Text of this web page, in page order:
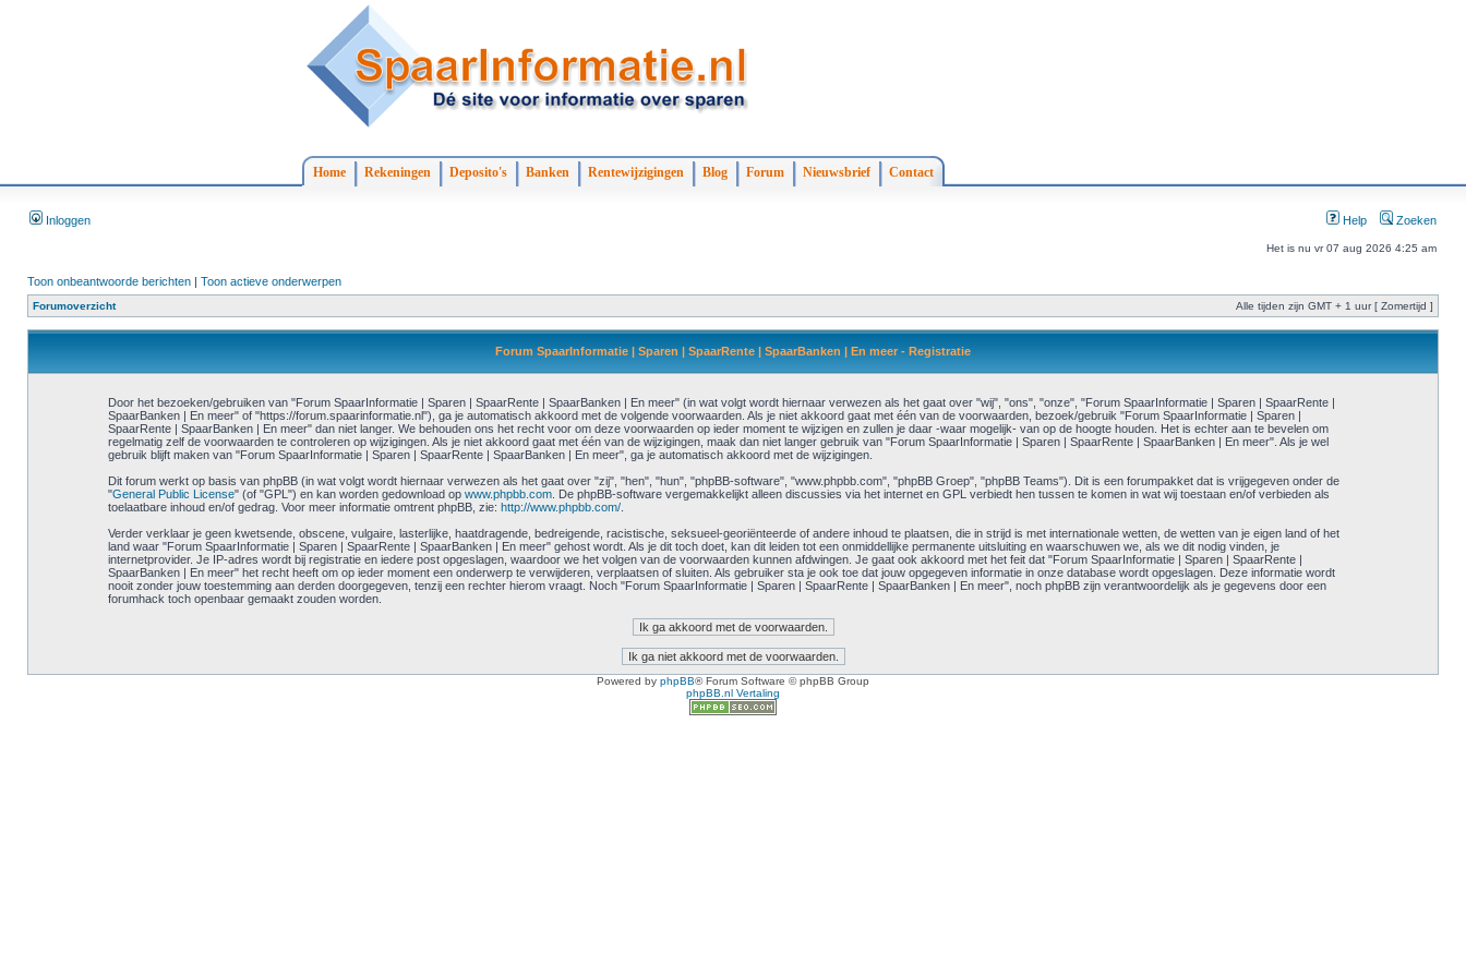
Home Rekeningen Deposito's Banken Rentewijzigingen Blog Forum Nieuwsbrief Contact
Inloggen Help Zoeken
Het is nu vr 07 aug 2026 4:25 am
Toon onbeantwoorde berichten | Toon actieve onderwerpen
Forumoverzicht Alle tijden zijn GMT + 1 uur [ Zomertijd ]
Forum SpaarInformatie | Sparen | SpaarRente | SpaarBanken | En meer - Registratie
Door het bezoeken/gebruiken van "Forum SpaarInformatie | Sparen | SpaarRente | SpaarBanken | En meer" (in wat volgt wordt hiernaar verwezen als het gaat over "wij", "ons", "onze", "Forum SpaarInformatie | Sparen | SpaarRente |
SpaarBanken | En meer" of "https://forum.spaarinformatie.nl"), ga je automatisch akkoord met de volgende voorwaarden. Als je niet akkoord gaat met één van de voorwaarden, bezoek/gebruik "Forum SpaarInformatie | Sparen |
SpaarRente | SpaarBanken | En meer" dan niet langer. We behouden ons het recht voor om deze voorwaarden op ieder moment te wijzigen en zullen je daar -waar mogelijk- van op de hoogte houden. Het is echter aan te bevelen om
regelmatig zelf de voorwaarden te controleren op wijzigingen. Als je niet akkoord gaat met één van de wijzigingen, maak dan niet langer gebruik van "Forum SpaarInformatie | Sparen | SpaarRente | SpaarBanken | En meer". Als je wel
gebruik blijft maken van "Forum SpaarInformatie | Sparen | SpaarRente | SpaarBanken | En meer", ga je automatisch akkoord met de wijzigingen.
Dit forum werkt op basis van phpBB (in wat volgt wordt hiernaar verwezen als het gaat over "zij", "hen", "hun", "phpBB-software", "www.phpbb.com", "phpBB Groep", "phpBB Teams"). Dit is een forumpakket dat is vrijgegeven onder de
"General Public License" (of "GPL") en kan worden gedownload op www.phpbb.com. De phpBB-software vergemakkelijkt alleen discussies via het internet en GPL verbiedt hen tussen te komen in wat wij toestaan en/of verbieden als
toelaatbare inhoud en/of gedrag. Voor meer informatie omtrent phpBB, zie: http://www.phpbb.com/.
Verder verklaar je geen kwetsende, obscene, vulgaire, lasterlijke, haatdragende, bedreigende, racistische, seksueel-georiënteerde of andere inhoud te plaatsen, die in strijd is met internationale wetten, de wetten van je eigen land of het
land waar "Forum SpaarInformatie | Sparen | SpaarRente | SpaarBanken | En meer" gehost wordt. Als je dit toch doet, kan dit leiden tot een onmiddellijke permanente uitsluiting en waarschuwen we, als we dit nodig vinden, je
internetprovider. Je IP-adres wordt bij registratie en iedere post opgeslagen, waardoor we het volgen van de voorwaarden kunnen afdwingen. Je gaat ook akkoord met het feit dat "Forum SpaarInformatie | Sparen | SpaarRente |
SpaarBanken | En meer" het recht heeft om op ieder moment een onderwerp te verwijderen, verplaatsen of sluiten. Als gebruiker sta je ook toe dat jouw opgegeven informatie in onze database wordt opgeslagen. Deze informatie wordt
nooit zonder jouw toestemming aan derden doorgegeven, tenzij een rechter hierom vraagt. Noch "Forum SpaarInformatie | Sparen | SpaarRente | SpaarBanken | En meer", noch phpBB zijn verantwoordelijk als je gegevens door een
forumhack toch openbaar gemaakt zouden worden.
Powered by phpBB® Forum Software © phpBB Group
phpBB.nl Vertaling